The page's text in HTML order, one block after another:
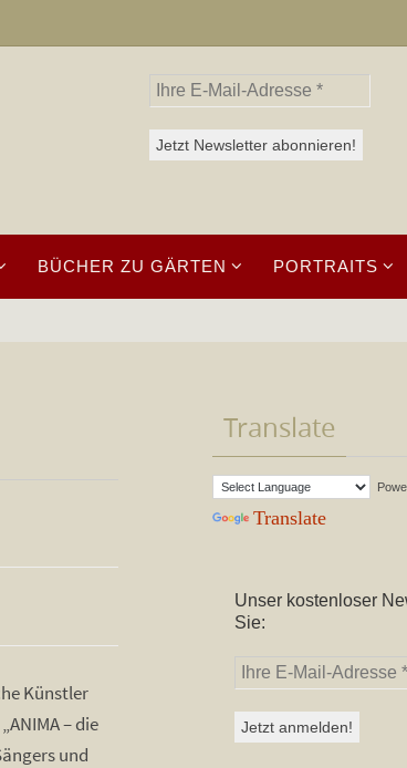
BÜCHER ZU GÄRTEN PORTRAITS
Künstler
– die
und
Translate
Translate
Unser kostenloser
Sie: